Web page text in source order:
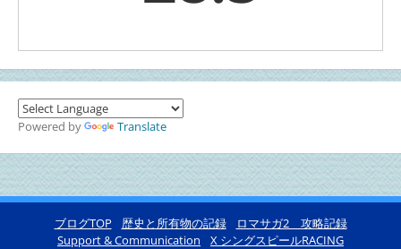
Powered by Translate
ブログTOP 歴史と所有物の記録
ロマサガ2 攻略記録
Support & Communication
X シングスピールRACING